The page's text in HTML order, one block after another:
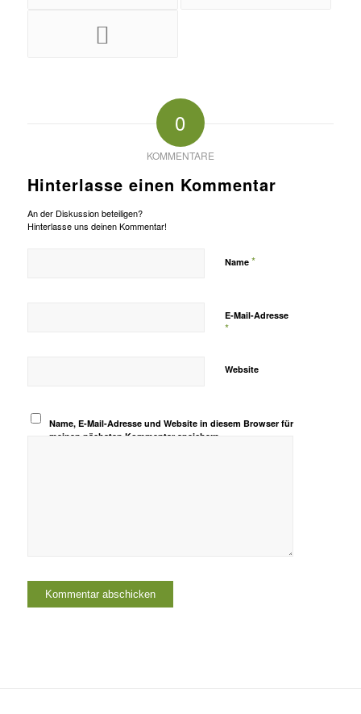
0
KOMMENTARE
Hinterlasse einen Kommentar
An der Diskussion beteiligen?
Hinterlasse uns deinen Kommentar!
Name *
E-Mail-Adresse
*
Website
Name, E-Mail-Adresse und Website in diesem Browser für
meinen nächsten Kommentar speichern.